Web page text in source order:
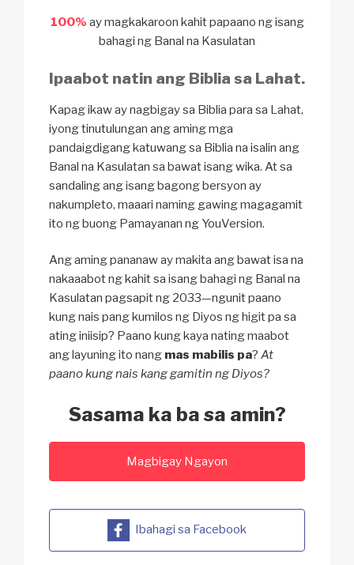
100% ay magkakaroon kahit papaano ng isang
bahagi ng Banal na Kasulatan
Ipaabot natin ang Biblia sa Lahat.
Kapag ikaw ay nagbigay sa Biblia para sa Lahat,
iyong tinutulungan ang aming mga
pandaigdigang katuwang sa Biblia na isalin ang
Banal na Kasulatan sa bawat isang wika. At sa
sandaling ang isang bagong bersyon ay
nakumpleto, maaari naming gawing magagamit
ito ng buong Pamayanan ng YouVersion.
Ang aming pananaw ay makita ang bawat isa na
nakaaabot ng kahit sa isang bahagi ng Banal na
Kasulatan pagsapit ng 2033—ngunit paano
kung nais pang kumilos ng Diyos ng higit pa sa
ating iniisip? Paano kung kaya nating maabot
ang layuning ito nang mas mabilis pa? At
paano kung nais kang gamitin ng Diyos?
Sasama ka ba sa amin?
Magbigay Ngayon
Ibahagi sa Facebook